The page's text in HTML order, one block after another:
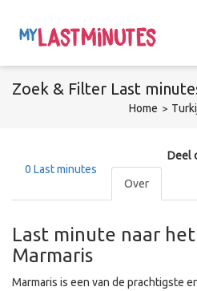
Zoek & Filter Last
Home
Deel
0 Last minutes
Over
Last minute naar
Marmaris
Marmaris is een van de prachtigste